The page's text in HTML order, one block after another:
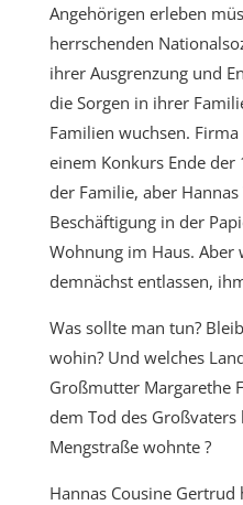
Angehörigen erleben
herrschenden
ihrer Ausgrenzung und
die Sorgen in ihrer
Familien wuchsen.
einem Konkurs Ende
der Familie, aber
Beschäftigung in der
Wohnung im Haus. Aber
demnächst entlassen,
Was sollte man tun?
wohin? Und welches
Großmutter Margarethe
dem Tod des
Mengstraße wohnte ?
Hannas Cousine